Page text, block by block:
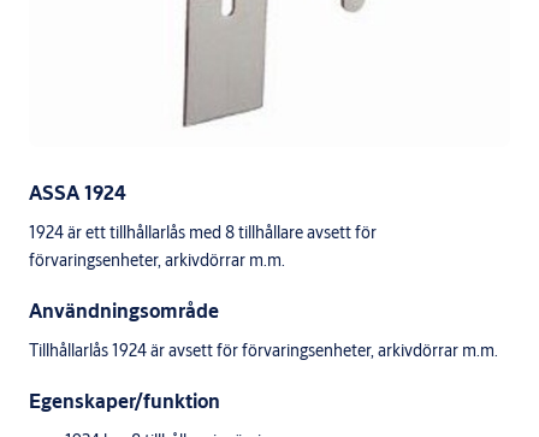
ASSA 1924
1924 är ett tillhållarlås med 8 tillhållare avsett för
förvaringsenheter, arkivdörrar m.m.
Användningsområde
Tillhållarlås 1924 är avsett för förvaringsenheter, arkivdörrar m.m.
Egenskaper/funktion